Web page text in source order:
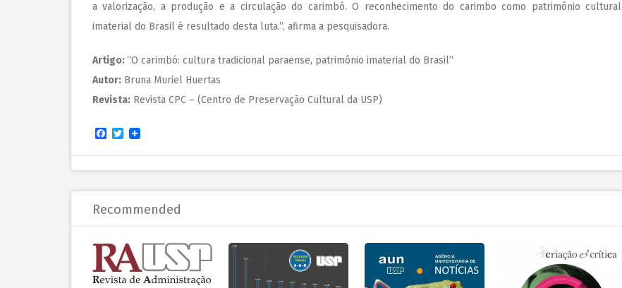
a valorização, a produção e a circulação do carimbó. O reconhecimento do carimbo como patrimônio cultural
imaterial do Brasil é resultado desta luta.”, afirma a pesquisadora.
Artigo:“O carimbó: cultura tradicional paraense, patrimônio imaterial do Brasil”
Autor: Bruna Muriel Huertas
Revista: Revista CPC – (Centro de Preservação Cultural da USP)
Facebook
Twitter
Recommended